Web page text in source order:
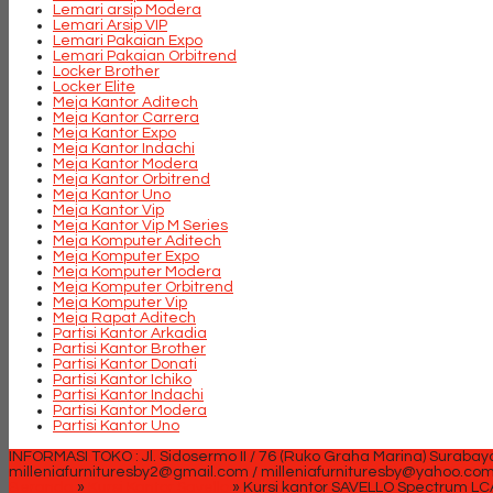
Lemari arsip Modera
Lemari Arsip VIP
Lemari Pakaian Expo
Lemari Pakaian Orbitrend
Locker Brother
Locker Elite
Meja Kantor Aditech
Meja Kantor Carrera
Meja Kantor Expo
Meja Kantor Indachi
Meja Kantor Modera
Meja Kantor Orbitrend
Meja Kantor Uno
Meja Kantor Vip
Meja Kantor Vip M Series
Meja Komputer Aditech
Meja Komputer Expo
Meja Komputer Modera
Meja Komputer Orbitrend
Meja Komputer Vip
Meja Rapat Aditech
Partisi Kantor Arkadia
Partisi Kantor Brother
Partisi Kantor Donati
Partisi Kantor Ichiko
Partisi Kantor Indachi
Partisi Kantor Modera
Partisi Kantor Uno
INFORMASI TOKO : Jl. Sidosermo II / 76 (Ruko Graha Marina)
milleniafurnituresby2@gmail.com / milleniafurnituresby@yahoo.com
» » Kursi kantor SAVELLO Spectrum